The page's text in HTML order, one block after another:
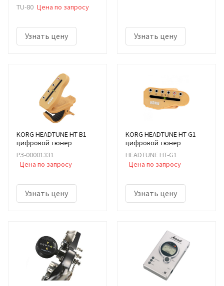
TU-80 Цена по запросу
Узнать цену Узнать цену
KORG HEADTUNE HT-B1
цифровой тюнер
РЗ-00001331
Цена по запросу
Узнать цену
KORG HEADTUNE HT-G1
цифровой тюнер
HEADTUNE HT-G1
Цена по запросу
Узнать цену